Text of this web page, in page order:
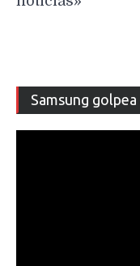
Samsung